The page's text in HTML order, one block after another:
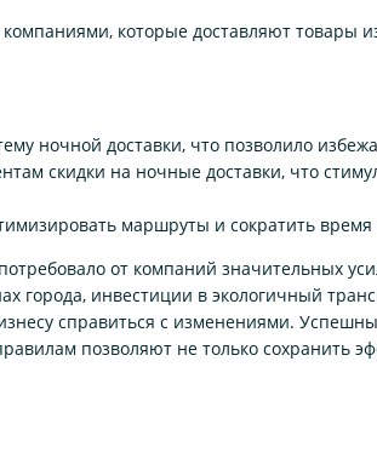
которые доставляют товары
ночной доставки, что позволило
скидки на ночные доставки, что
маршруты и сократить время
от компаний значительных
города, инвестиции в экологичный
справиться с изменениями.
позволяют не только сохранить